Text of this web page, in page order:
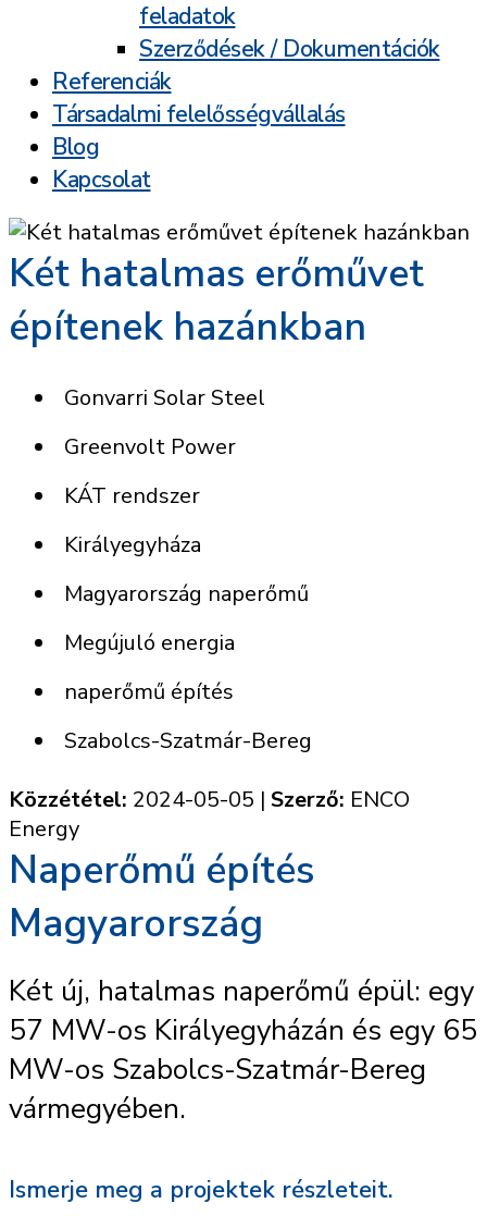
feladatok
Szerződések / Dokumentációk
Referenciák
Társadalmi felelősségvállalás
Blog
Kapcsolat
Két hatalmas erőművet
építenek hazánkban
Gonvarri Solar Steel
Greenvolt Power
KÁT rendszer
Királyegyháza
Magyarország naperőmű
Megújuló energia
naperőmű építés
Szabolcs-Szatmár-Bereg
Közzététel: 2024-05-05 | Szerző: ENCO
Energy
Naperőmű építés
Magyarország
Két új, hatalmas naperőmű épül: egy
57 MW-os Királyegyházán és egy 65
MW-os Szabolcs-Szatmár-Bereg
vármegyében.
Ismerje meg a projektek részleteit.